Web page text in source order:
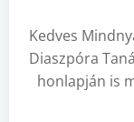
Kedves
Diaszpóra
honlapján is